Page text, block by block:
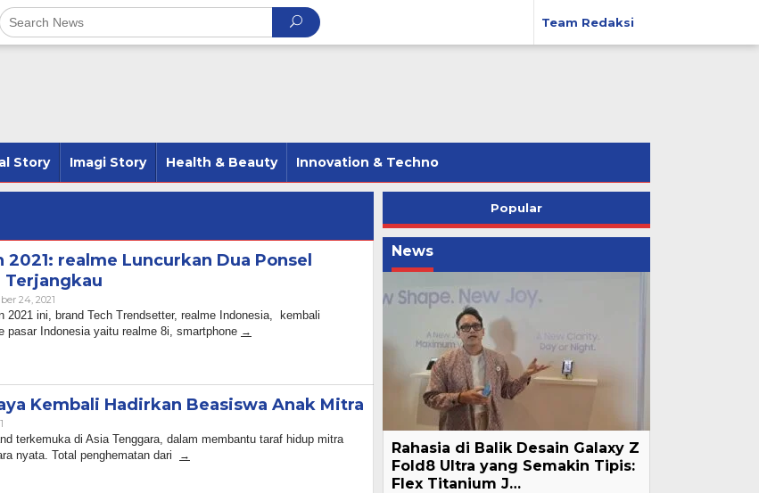
Team Redaksi
Story Imagi Story Health & Beauty Innovation & Techno
realme Luncurkan Dua Ponsel
Terjangkau
24, 2021
Admin
2021 ini, brand Tech Trendsetter, realme Indonesia, kembali
Indonesia yaitu realme 8i, smartphone
Kembali Hadirkan Beasiswa Anak Mitra
Admin
terkemuka di Asia Tenggara, dalam membantu taraf hidup mitra
nyata. Total penghematan dari
Popular
News
Rahasia di Balik Desain Galaxy Z
Fold8 Ultra yang Semakin Tipis:
Flex Titanium J…